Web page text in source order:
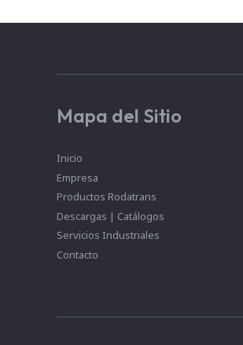
Mapa del Sitio
Inicio
Empresa
Productos Rodatrans
Descargas | Catálogos
Servicios Industriales
Contacto